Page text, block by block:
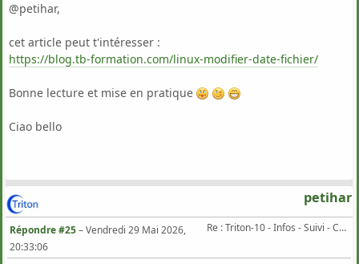
@petihar,
cet article peut t'intéresser :
https://blog.tb-formation.com/linux-modifier-date-fichier/
Bonne lecture et mise en pratique
Ciao bello
petihar
Re : Triton-10 - Infos - Suivi - Corrections...
Répondre #25–Vendredi 29 Mai 2026,
20:33:06